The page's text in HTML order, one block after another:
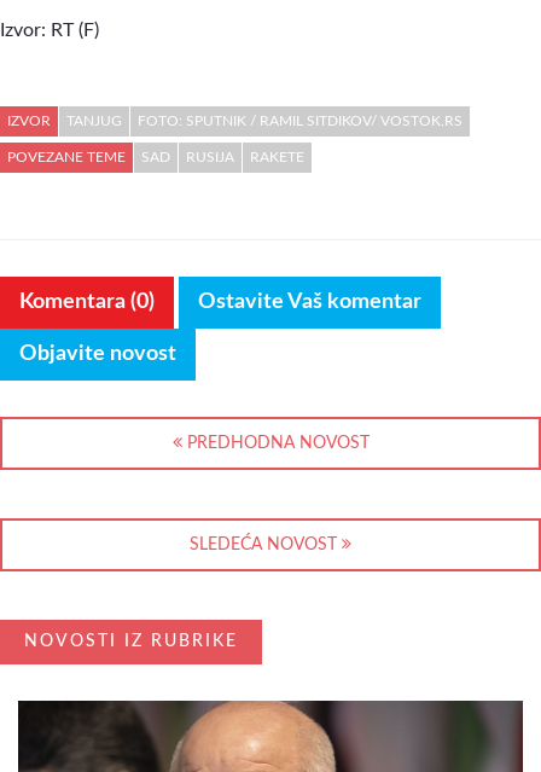
Izvor: RT (F)
IZVOR TANJUG FOTO: SPUTNIK / RAMIL SITDIKOV/ VOSTOK.RS
POVEZANE TEME SAD RUSIJA RAKETE
Komentara (0) Ostavite Vaš komentar
Objavite novost
PREDHODNA NOVOST
SLEDEĆA NOVOST
NOVOSTI IZ RUBRIKE